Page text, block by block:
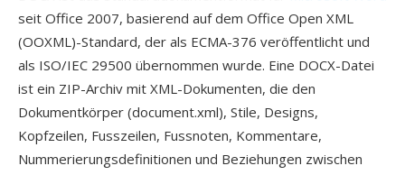
seit Office 2007, basierend auf dem Office Open XML
(OOXML)-Standard, der als ECMA-376 veröffentlicht und
als ISO/IEC 29500 übernommen wurde. Eine DOCX-Datei
ist ein ZIP-Archiv mit XML-Dokumenten, die den
Dokumentkörper (document.xml), Stile, Designs,
Kopfzeilen, Fusszeilen, Fussnoten, Kommentare,
Nummerierungsdefinitionen und Beziehungen zwischen